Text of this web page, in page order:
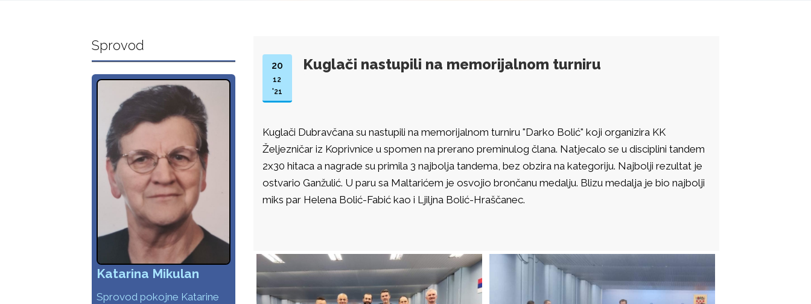
20
12
'21
Kuglači nastupili na memorijalnom turniru
Kuglači Dubravčana su nastupili na memorijalnom turniru "Darko Bolić" koji organizira KK
Željezničar iz Koprivnice u spomen na prerano preminulog člana. Natjecalo se u disciplini tandem
2x30 hitaca a nagrade su primila 3 najbolja tandema, bez obzira na kategoriju. Najbolji rezultat je
ostvario Ganžulić. U paru sa Maltarićem je osvojio brončanu medalju. Blizu medalja je bio najbolji
miks par Helena Bolić-Fabić kao i Ljiljna Bolić-Hraščanec.
Sprovod
Katarina Mikulan
Sprovod pokojne Katarine